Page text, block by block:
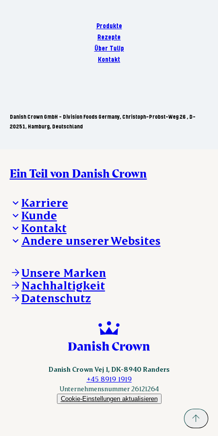
Produkte
Rezepte
Über Tulip
Kontakt
Danish Crown GmbH - Division Foods Germany, Christoph-Probst-Weg 26 , D-
20251, Hamburg, Deutschland
Ein Teil von Danish Crown
Karriere
Deine Karriere bei Danish Crown
Aktuelle Jobangebote
Danish Crown
Kunde
Was wir anbieten
Lebensmittelsicherheit
Kontakt
Aktuelles und Presse
Sonstige Anfragen
Andere unserer Websites
DAT-Schaub.com
ESS-FOOD.com
KLS.se
nordicspoor.com
Unsere Marken
Nachhaltigkeit
Datenschutz
Danish Crown Vej 1, DK-8940 Randers
+45 8919 1919
Unternehmensnummer 26121264
Cookie-Einstellungen aktualisieren